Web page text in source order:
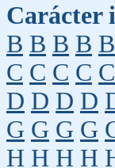
Carácter
B B B B B
C C C C C
D D D D
G G G G
H H H H